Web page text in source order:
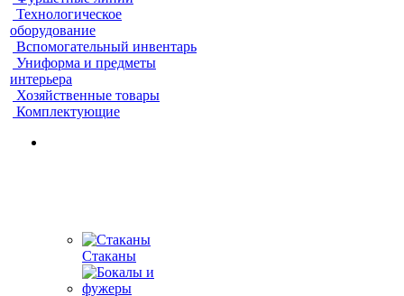
Технологическое
оборудование
Вспомогательный инвентарь
Униформа и предметы
интерьера
Хозяйственные товары
Комплектующие
Стаканы